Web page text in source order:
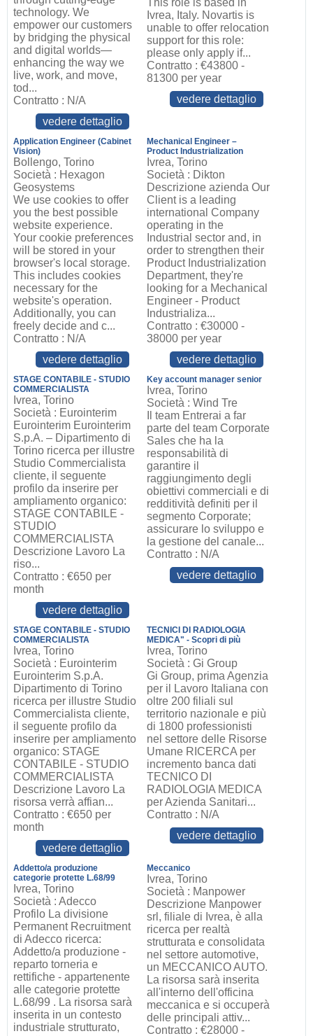
technology. We
empower our customers
by bridging the physical
and digital worlds—
enhancing the way we
live, work, and move,
tod...
Contratto : N/A
vedere dettaglio
This role is based in
Ivrea, Italy. Novartis is
unable to offer relocation
support for this role:
please only apply if...
Contratto : €43800 -
81300 per year
vedere dettaglio
Application Engineer (Cabinet
Vision)
Bollengo, Torino
Società : Hexagon
Geosystems
We use cookies to offer
you the best possible
website experience.
Your cookie preferences
will be stored in your
browser's local storage.
This includes cookies
necessary for the
website's operation.
Additionally, you can
freely decide and c...
Contratto : N/A
vedere dettaglio
Mechanical Engineer –
Product Industrialization
Ivrea, Torino
Società : Dikton
Descrizione azienda Our
Client is a leading
international Company
operating in the
Industrial sector and, in
order to strengthen their
Product Industrialization
Department, they're
looking for a Mechanical
Engineer - Product
Industrializa...
Contratto : €30000 -
38000 per year
vedere dettaglio
STAGE CONTABILE - STUDIO
COMMERCIALISTA
Ivrea, Torino
Società : Eurointerim
Eurointerim Eurointerim
S.p.A. – Dipartimento di
Torino ricerca per illustre
Studio Commercialista
cliente, il seguente
profilo da inserire per
ampliamento organico:
STAGE CONTABILE -
STUDIO
COMMERCIALISTA
Descrizione Lavoro La
riso...
Contratto : €650 per
month
vedere dettaglio
Key account manager senior
Ivrea, Torino
Società : Wind Tre
Il team Entrerai a far
parte del team Corporate
Sales che ha la
responsabilità di
garantire il
raggiungimento degli
obiettivi commerciali e di
redditività definiti per il
segmento Corporate;
assicurare lo sviluppo e
la gestione del canale...
Contratto : N/A
vedere dettaglio
STAGE CONTABILE - STUDIO
COMMERCIALISTA
Ivrea, Torino
Società : Eurointerim
Eurointerim S.p.A.
Dipartimento di Torino
ricerca per illustre Studio
Commercialista cliente,
il seguente profilo da
inserire per ampliamento
organico: STAGE
CONTABILE - STUDIO
COMMERCIALISTA
Descrizione Lavoro La
risorsa verrà affian...
Contratto : €650 per
month
vedere dettaglio
TECNICI DI RADIOLOGIA
MEDICA" - Scopri di più
Ivrea, Torino
Società : Gi Group
Gi Group, prima Agenzia
per il Lavoro Italiana con
oltre 200 filiali sul
territorio nazionale e più
di 1800 professionisti
nel settore delle Risorse
Umane RICERCA per
incremento banca dati
TECNICO DI
RADIOLOGIA MEDICA
per Azienda Sanitari...
Contratto : N/A
vedere dettaglio
Addetto/a produzione
categorie protette L.68/99
Ivrea, Torino
Società : Adecco
Profilo La divisione
Permanent Recruitment
di Adecco ricerca:
Addetto/a produzione -
reparto torneria e
rettifiche - appartenente
alle categorie protette
L.68/99 . La risorsa sarà
inserita in un contesto
industriale strutturato,
Meccanico
Ivrea, Torino
Società : Manpower
Descrizione Manpower
srl, filiale di Ivrea, è alla
ricerca per realtà
strutturata e consolidata
nel settore automotive,
un MECCANICO AUTO.
La risorsa sarà inserita
all'interno dell'officina
meccanica e si occuperà
delle principali attiv...
Contratto : €28000 -